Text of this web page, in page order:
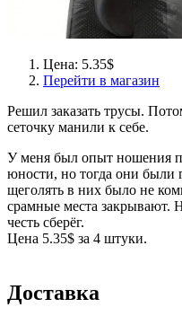
Цена: 5.35$
Перейти в магазин
Решил заказать трусы.
сеточку манили к себе.
У меня был опыт ношения
юности, но тогда они были
щеголять в них было не
срамные места закрывают.
честь сберёг.
Цена 5.35$ за 4 штуки.
Доставка